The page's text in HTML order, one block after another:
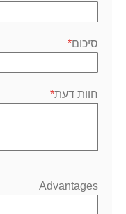
סיכום
חוות דעת
Advantages